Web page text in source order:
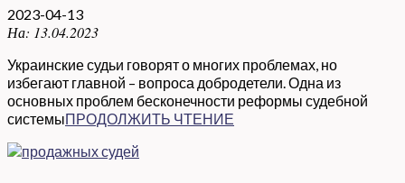
2023-04-13
На: 13.04.2023
Украинские судьи говорят о многих проблемах, но
избегают главной – вопроса добродетели. Одна из
основных проблем бесконечности реформы судебной
системыПРОДОЛЖИТЬ ЧТЕНИЕ